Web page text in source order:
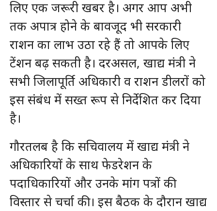
लिए एक जरूरी खबर है। अगर आप अभी
तक अपात्र होने के बावजूद भी सरकारी
राशन का लाभ उठा रहे हैं तो आपके लिए
टेंशन बढ़ सकती है। दरअसल, खाद्य मंत्री ने
सभी जिलापूर्ति अधिकारी व राशन डीलरों को
इस संबंध में सख्त रूप से निर्देशित कर दिया
है।
गौरतलब है कि सचिवालय में खाद्य मंत्री ने
अधिकारियों के साथ फेडरेशन के
पदाधिकारियों और उनके मांग पत्रों की
विस्तार से चर्चा की। इस बैठक के दौरान खाद्य